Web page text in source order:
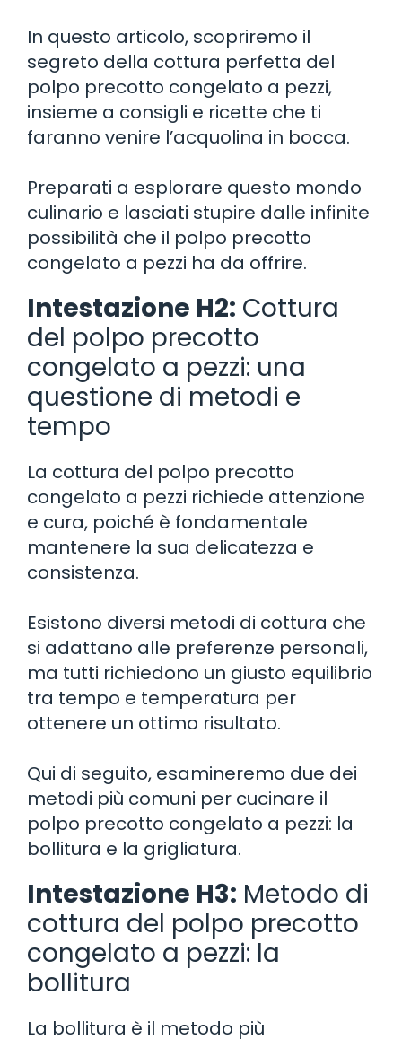
In questo articolo, scopriremo il
segreto della cottura perfetta del
polpo precotto congelato a pezzi,
insieme a consigli e ricette che ti
faranno venire l’acquolina in bocca.
Preparati a esplorare questo mondo
culinario e lasciati stupire dalle infinite
possibilità che il polpo precotto
congelato a pezzi ha da offrire.
Intestazione H2: Cottura
del polpo precotto
congelato a pezzi: una
questione di metodi e
tempo
La cottura del polpo precotto
congelato a pezzi richiede attenzione
e cura, poiché è fondamentale
mantenere la sua delicatezza e
consistenza.
Esistono diversi metodi di cottura che
si adattano alle preferenze personali,
ma tutti richiedono un giusto equilibrio
tra tempo e temperatura per
ottenere un ottimo risultato.
Qui di seguito, esamineremo due dei
metodi più comuni per cucinare il
polpo precotto congelato a pezzi: la
bollitura e la grigliatura.
Intestazione H3: Metodo di
cottura del polpo precotto
congelato a pezzi: la
bollitura
La bollitura è il metodo più